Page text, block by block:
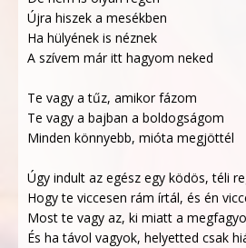
Újra hiszek a mesékben
Ha hülyének is néznek
A szívem már itt hagyom neked
Te vagy a tűz, amikor fázom
Te vagy a bajban a boldogságom
Minden könnyebb, mióta megjöttél
Úgy indult az egész egy ködös, téli
Hogy te viccesen rám írtál, és én
Most te vagy az, ki miatt a
És ha távol vagyok, helyetted csak